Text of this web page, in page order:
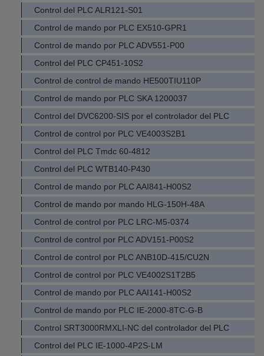
Control del PLC ALR121-S01
Control de mando por PLC EX510-GPR1
Control de mando por PLC ADV551-P00
Control del PLC CP451-10S2
Control de control de mando HE500TIU110P
Control de mando por PLC SKA 1200037
Control del DVC6200-SIS por el controlador del PLC
Control de control por PLC VE4003S2B1
Control del PLC Tmdc 60-4812
Control del PLC WTB140-P430
Control de mando por PLC AAI841-H00S2
Control de mando por mando HLG-150H-48A
Control de control por PLC LRC-M5-0374
Control de control por PLC ADV151-P00S2
Control de control por PLC ANB10D-415/CU2N
Control de control por PLC VE4002S1T2B5
Control de mando por PLC AAI141-H00S2
Control de mando por PLC IE-2000-8TC-G-B
Control SRT3000RMXLI-NC del controlador del PLC
Control del PLC IE-1000-4P2S-LM